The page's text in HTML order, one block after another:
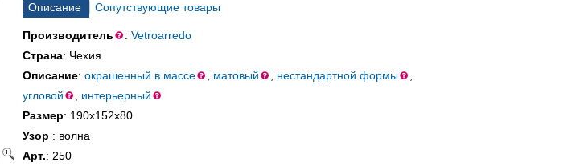
Описание Сопутствующие товары
Производитель : Vetroarredo
Страна: Чехия
Описание: окрашенный в массе матовый нестандартной формы
угловой
интерьерный
Размер: 190х152х80
Узор : волна
Арт.: 250